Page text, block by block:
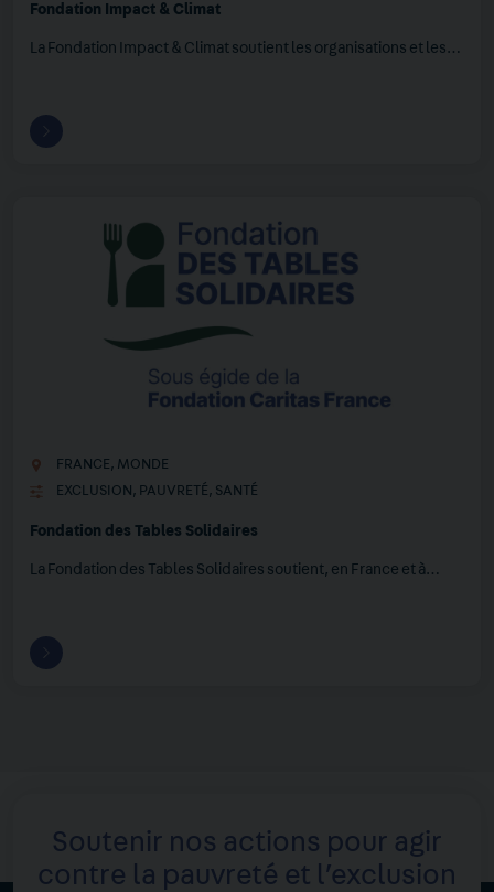
Fondation Impact & Climat
La Fondation Impact & Climat soutient les organisations et les…
FRANCE, MONDE
EXCLUSION, PAUVRETÉ, SANTÉ
Fondation des Tables Solidaires
La Fondation des Tables Solidaires soutient, en France et à…
Soutenir nos actions pour agir
contre la pauvreté et l’exclusion